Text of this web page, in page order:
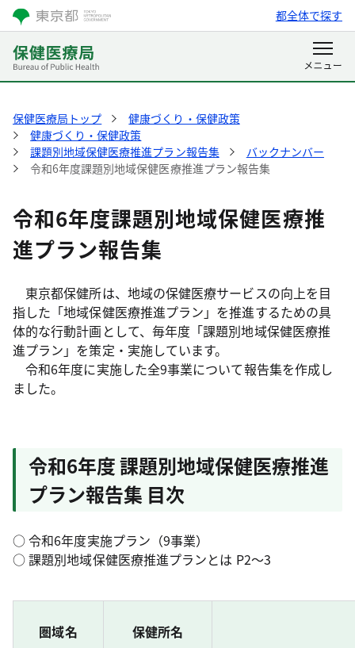
都全体で探す
保健医療局トップ
健康づくり・保健政策
健康づくり・保健政策
課題別地域保健医療推進プラン報告集
バックナンバー
令和6年度課題別地域保健医療推進プラン報告集
令和6年度課題別地域保健医療推
進プラン報告集
東京都保健所は、地域の保健医療サービスの向上を目
指した「地域保健医療推進プラン」を推進するための具
体的な行動計画として、毎年度「課題別地域保健医療推
進プラン」を策定・実施しています。
令和6年度に実施した全9事業について報告集を作成し
ました。
令和6年度 課題別地域保健医療推進
プラン報告集 目次
○ 令和6年度実施プラン（9事業）
○ 課題別地域保健医療推進プランとは P2～3
圏域名 保健所名